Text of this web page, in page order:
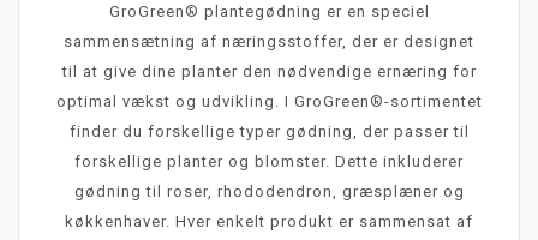
GroGreen® plantegødning er en speciel
sammensætning af næringsstoffer, der er designet
til at give dine planter den nødvendige ernæring for
optimal vækst og udvikling. I GroGreen®-sortimentet
finder du forskellige typer gødning, der passer til
forskellige planter og blomster. Dette inkluderer
gødning til roser, rhododendron, græsplæner og
køkkenhaver. Hver enkelt produkt er sammensat af